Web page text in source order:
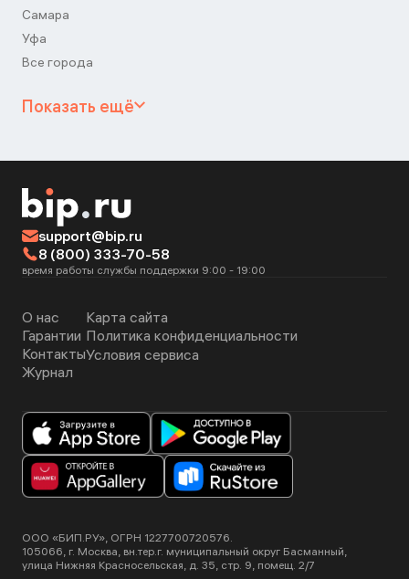
Самара
Уфа
Все города
Показать ещё
support@bip.ru
8 (800) 333-70-58
время работы службы поддержки 9:00 - 19:00
О нас
Гарантии
Контакты
Журнал
Карта сайта
Политика конфиденциальности
Условия сервиса
ООО «БИП.РУ», ОГРН 1227700720576.
105066, г. Москва, вн.тер.г. муниципальный округ Басманный,
улица Нижняя Красносельская, д. 35, стр. 9, помещ. 2/7